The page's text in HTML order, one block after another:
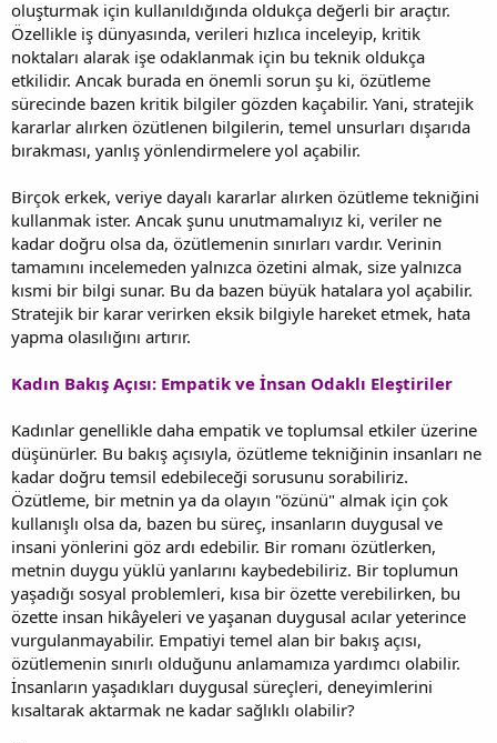
oluşturmak için kullanıldığında oldukça değerli bir araçtır.
Özellikle iş dünyasında, verileri hızlıca inceleyip, kritik
noktaları alarak işe odaklanmak için bu teknik oldukça
etkilidir. Ancak burada en önemli sorun şu ki, özütleme
sürecinde bazen kritik bilgiler gözden kaçabilir. Yani, stratejik
kararlar alırken özütlenen bilgilerin, temel unsurları dışarıda
bırakması, yanlış yönlendirmelere yol açabilir.
Birçok erkek, veriye dayalı kararlar alırken özütleme tekniğini
kullanmak ister. Ancak şunu unutmamalıyız ki, veriler ne
kadar doğru olsa da, özütlemenin sınırları vardır. Verinin
tamamını incelemeden yalnızca özetini almak, size yalnızca
kısmi bir bilgi sunar. Bu da bazen büyük hatalara yol açabilir.
Stratejik bir karar verirken eksik bilgiyle hareket etmek, hata
yapma olasılığını artırır.
Kadın Bakış Açısı: Empatik ve İnsan Odaklı Eleştiriler
Kadınlar genellikle daha empatik ve toplumsal etkiler üzerine
düşünürler. Bu bakış açısıyla, özütleme tekniğinin insanları ne
kadar doğru temsil edebileceği sorusunu sorabiliriz.
Özütleme, bir metnin ya da olayın "özünü" almak için çok
kullanışlı olsa da, bazen bu süreç, insanların duygusal ve
insani yönlerini göz ardı edebilir. Bir romanı özütlerken,
metnin duygu yüklü yanlarını kaybedebiliriz. Bir toplumun
yaşadığı sosyal problemleri, kısa bir özette verebilirken, bu
özette insan hikâyeleri ve yaşanan duygusal acılar yeterince
vurgulanmayabilir. Empatiyi temel alan bir bakış açısı,
özütlemenin sınırlı olduğunu anlamamıza yardımcı olabilir.
İnsanların yaşadıkları duygusal süreçleri, deneyimlerini
kısaltarak aktarmak ne kadar sağlıklı olabilir?